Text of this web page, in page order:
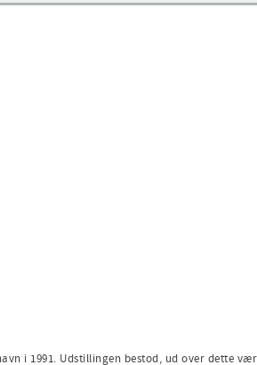
i 1991. Udstillingen bestod, ud over dette